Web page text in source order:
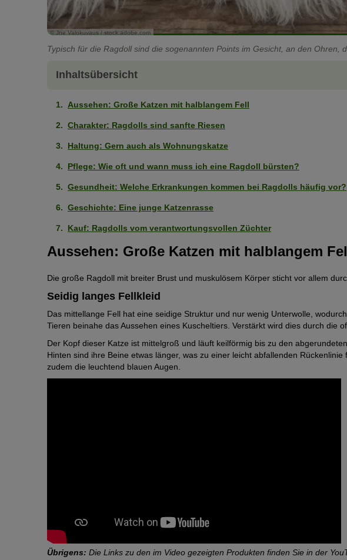
© Jne Valokuvaus / stock.adobe.com
Typisch für die Ragdoll sind die sogenannten Points im Gesicht, an den Ohren,
Inhaltsübersicht
Aussehen: Große Katzen mit halblangem Fell
Charakter: Ragdolls sind sanfte Riesen
Haltung: Gern auch als Wohnungskatze
Pflege: Wie oft und wann muss ich eine Ragdoll bürsten?
Gesundheit: Welche Erkrankungen kommen bei Ragdolls häufig vor?
Geschichte: Eine junge Katzenrasse
Kauf: Ragdolls vom verantwortungsvollen Züchter
Aussehen: Große Katzen mit halblangem
Die große Ragdoll mit breiter Brust und muskulösem Körper sticht vor allem
Seidig langes Fellkleid
Das mittellange Fell hat eine seidige Struktur und nur wenig Unterwolle,
Tieren beinahe das Aussehen eines Kuscheltiers. Verstärkt wird dies durch die
Der Kopf dieser Katze ist mittelgroß und läuft keilförmig bis zu den
Hinten sind ihre Beine etwas länger, was zu einer leicht abfallenden
zudem die leuchtend blauen Augen.
Übrigens: Die Links zu den im Video gezeigten Produkten finden Sie in der